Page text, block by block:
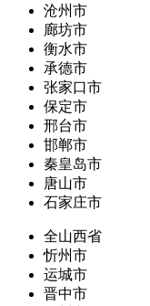
沧州市
廊坊市
衡水市
承德市
张家口市
保定市
邢台市
邯郸市
秦皇岛市
唐山市
石家庄市
全山西省
忻州市
运城市
晋中市